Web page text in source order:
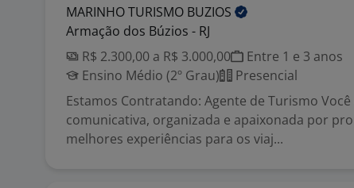
MARINHO TURISMO BUZIOS
Armação dos Búzios - RJ
R$ 2.300,00 a R$ 3.000,00
Entre 1 e 3 anos
Ensino Médio (2º Grau)
Presencial
Estamos Contratando: Agente de Turismo
comunicativa, organizada e apaixonada por
melhores experiências para os viaj...